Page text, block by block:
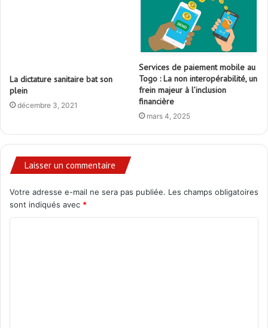
La dictature sanitaire bat son
plein
décembre 3, 2021
Services de paiement mobile au
Togo : La non interopérabilité, un
frein majeur à l’inclusion
financière
mars 4, 2025
Laisser un commentaire
Votre adresse e-mail ne sera pas publiée. Les champs obligatoires
sont indiqués avec *